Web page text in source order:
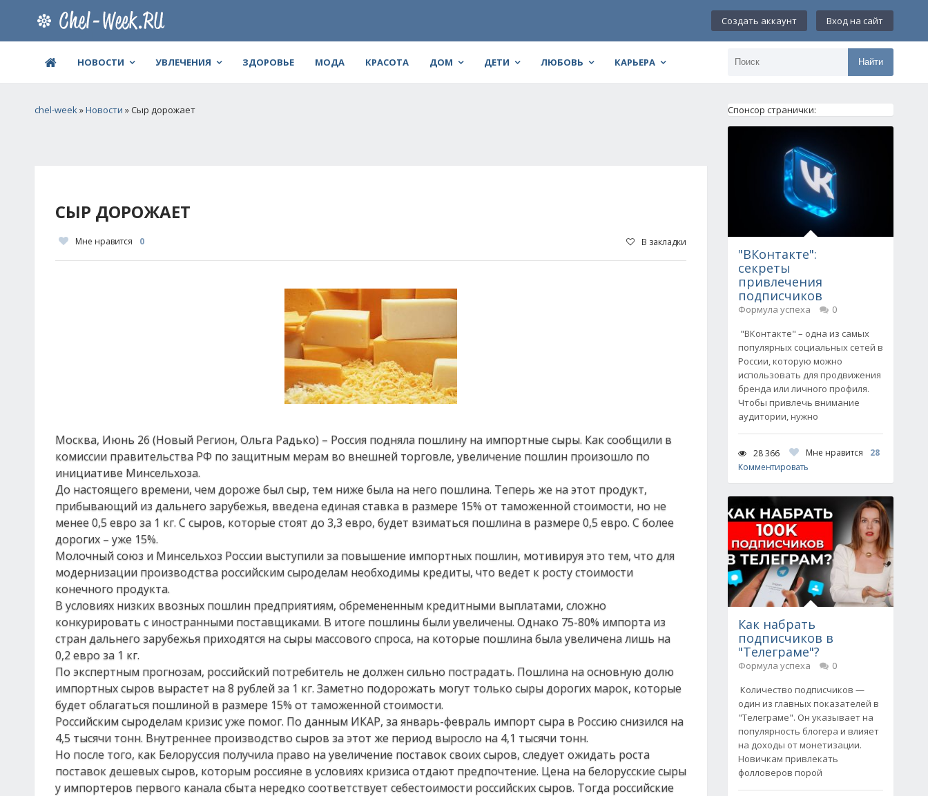
Создать аккаунт Вход на сайт
НОВОСТИ УВЛЕЧЕНИЯ ЗДОРОВЬЕ МОДА КРАСОТА ДОМ ДЕТИ ЛЮБОВЬ КАРЬЕРА Найти
chel-week»Новости » Сыр дорожает
СЫР ДОРОЖАЕТ
Мне нравится 0 В закладки
Москва, Июнь 26 (Новый Регион, Ольга Радько) – Россия подняла пошлину на импортные сыры. Как сообщили в
комиссии правительства РФ по защитным мерам во внешней торговле, увеличение пошлин произошло по
инициативе Минсельхоза.
До настоящего времени, чем дороже был сыр, тем ниже была на него пошлина. Теперь же на этот продукт,
прибывающий из дальнего зарубежья, введена единая ставка в размере 15% от таможенной стоимости, но не
менее 0,5 евро за 1 кг. С сыров, которые стоят до 3,3 евро, будет взиматься пошлина в размере 0,5 евро. С более
дорогих – уже 15%.
Молочный союз и Минсельхоз России выступили за повышение импортных пошлин, мотивируя это тем, что для
модернизации производства российским сыроделам необходимы кредиты, что ведет к росту стоимости
конечного продукта.
В условиях низких ввозных пошлин предприятиям, обремененным кредитными выплатами, сложно
конкурировать с иностранными поставщиками. В итоге пошлины были увеличены. Однако 75-80% импорта из
стран дальнего зарубежья приходятся на сыры массового спроса, на которые пошлина была увеличена лишь на
0,2 евро за 1 кг.
По экспертным прогнозам, российский потребитель не должен сильно пострадать. Пошлина на основную долю
импортных сыров вырастет на 8 рублей за 1 кг. Заметно подорожать могут только сыры дорогих марок, которые
будет облагаться пошлиной в размере 15% от таможенной стоимости.
Российским сыроделам кризис уже помог. По данным ИКАР, за январь-февраль импорт сыра в Россию снизился на
4,5 тысячи тонн. Внутреннее производство сыров за этот же период выросло на 4,1 тысячи тонн.
Но после того, как Белоруссия получила право на увеличение поставок своих сыров, следует ожидать роста
поставок дешевых сыров, которым россияне в условиях кризиса отдают предпочтение. Цена на белорусские сыры
у импортеров первого канала сбыта нередко соответствует себестоимости российских сыров. Тогда российские
Спонсор странички:
"ВКонтакте":
секреты
привлечения
подписчиков
Формула успеха
0
"ВКонтакте" – одна из самых
популярных социальных сетей в
России, которую можно
использовать для продвижения
бренда или личного профиля.
Чтобы привлечь внимание
аудитории, нужно
28 366 Мне нравится
28
Комментировать
Как набрать
подписчиков в
"Телеграме"?
Формула успеха
0
Количество подписчиков —
один из главных показателей в
"Телеграме". Он указывает на
популярность блогера и влияет
на доходы от монетизации.
Новичкам привлекать
фолловеров порой